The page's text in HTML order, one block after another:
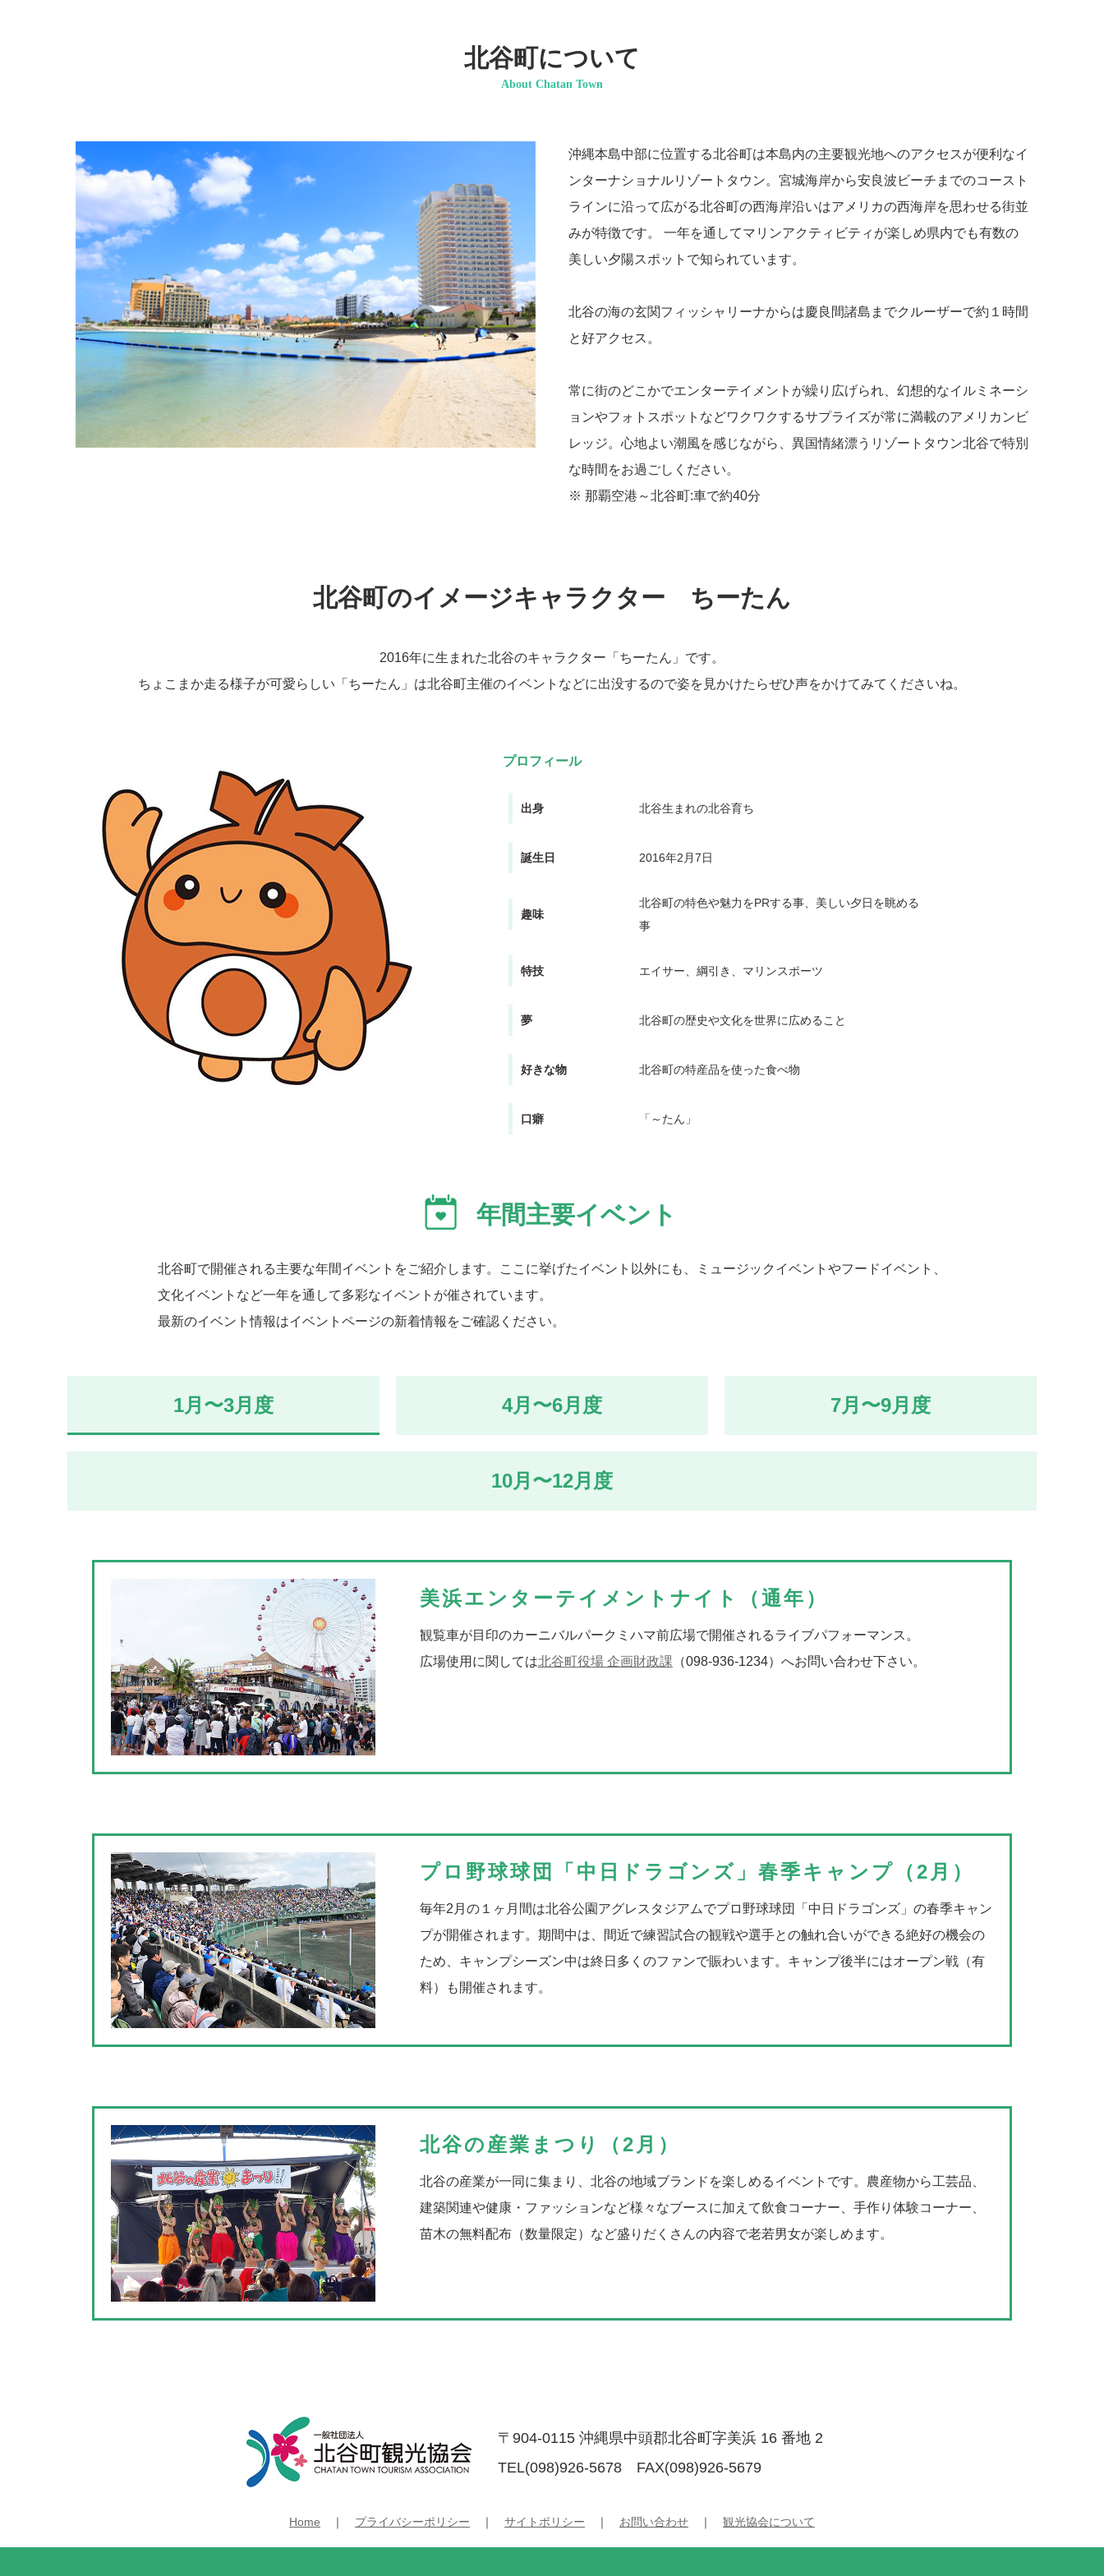
北谷町について
About Chatan Town
沖縄本島中部に位置する北谷町は本島内の主要観光地へのアクセスが便利なイ
ンターナショナルリゾートタウン。宮城海岸から安良波ビーチまでのコースト
ラインに沿って広がる北谷町の西海岸沿いはアメリカの西海岸を思わせる街並
みが特徴です。 一年を通してマリンアクティビティが楽しめ県内でも有数の
美しい夕陽スポットで知られています。
北谷の海の玄関フィッシャリーナからは慶良間諸島までクルーザーで約１時間
と好アクセス。
常に街のどこかでエンターテイメントが繰り広げられ、幻想的なイルミネーシ
ョンやフォトスポットなどワクワクするサプライズが常に満載のアメリカンビ
レッジ。心地よい潮風を感じながら、異国情緒漂うリゾートタウン北谷で特別
な時間をお過ごしください。
※ 那覇空港～北谷町:車で約40分
北谷町のイメージキャラクター ちーたん
2016年に生まれた北谷のキャラクター「ちーたん」です。
ちょこまか走る様子が可愛らしい「ちーたん」は北谷町主催のイベントなどに出没するので姿を見かけたらぜひ声をかけてみてくださいね。
プロフィール
出身 北谷生まれの北谷育ち
誕生日 2016年2月7日
趣味
北谷町の特色や魅力をPRする事、美しい夕日を眺める
事
特技 エイサー、綱引き、マリンスポーツ
夢 北谷町の歴史や文化を世界に広めること
好きな物 北谷町の特産品を使った食べ物
口癖 「～たん」
年間主要イベント
北谷町で開催される主要な年間イベントをご紹介します。ここに挙げたイベント以外にも、ミュージックイベントやフードイベント、
文化イベントなど一年を通して多彩なイベントが催されています。
最新のイベント情報はイベントページの新着情報をご確認ください。
1月〜3月度
美浜エンターテイメントナイト（通年）
観覧車が目印のカーニバルパークミハマ前広場で開催されるライブパフォーマンス。
広場使用に関しては北谷町役場 企画財政課 （098-936-1234）へお問い合わせ下さい。
プロ野球球団「中日ドラゴンズ」春季キャンプ（2月）
毎年2月の１ヶ月間は北谷公園アグレスタジアムでプロ野球球団「中日ドラゴンズ」の春季キャン
プが開催されます。期間中は、間近で練習試合の観戦や選手との触れ合いができる絶好の機会の
ため、キャンプシーズン中は終日多くのファンで賑わいます。キャンプ後半にはオープン戦（有
料）も開催されます。
北谷の産業まつり（2月）
北谷の産業が一同に集まり、北谷の地域ブランドを楽しめるイベントです。農産物から工芸品、
建築関連や健康・ファッションなど様々なブースに加えて飲食コーナー、手作り体験コーナー、
苗木の無料配布（数量限定）など盛りだくさんの内容で老若男女が楽しめます。
4月〜6月度
美浜エンターテイメントナイト（通
北谷ニライハーリー（6月）
まなチームで行われます。また、ハーリーだけではなく、お魚つ
7月〜9月度
美浜エンターテイメントナイト（通
シーポートちゃたんカーニバル（7月
ントが繰り広げられます。フィナーレには両日花火が打ち上げら
エイサーフェスティバル in 北谷（
10月〜12月度
美浜エンターテイメントナイト（通年）
観覧車が目印のカーニバルパークミハマ前広場で開催されるライブパフォーマンス。
北谷町役場 企画財政課 （098-936-1234）へお問い合わせ下さい。
ハロウィンフェスタinミハマ（10月）
毎年10月31日に開催される県内最大級のハロウィンイベント。アメリカンカルチャーが溶け込ん
だ北谷美浜のアメリカンビレッジ周辺には、県内から思い思いの仮装をした人が集まります。そ
の様子はまさに「町全体がステージ! 」のイベントキャッチフレーズ通り、町全体がハロウィン一
色になるイベントです。
C-1 グルメフェア（10月）
北谷町内の飲食店が一同に集まり、ライブ演奏などのステージイベントも行われる食のイベント
です。国際的な北谷町らしく多国籍料理からC-1ちゃたんグルメバトルの歴代受賞店舗の出店など
様々な北谷の食をお楽しみください。
普段から夜になると幻想的なイルミネーションでアメリカンビレッジ周辺が彩られ、11月末から
3月中頃のウインターシーズンになるとよりきらびやかにライトアップされます。北谷町観光情報
センターからイオン北谷、サンセットビーチまでの通りや、デポアイランド周辺などそれぞれ趣
向を凝らしたロマンチックな町並みをお楽しみください。
〒904-0115 沖縄県中頭郡北谷町字美浜 16 番地 2
TEL(098)926-5678 FAX(098)926-5679
Home ｜ プライバシーポリシー ｜ サイトポリシー ｜ お問い合わせ ｜ 観光協会について